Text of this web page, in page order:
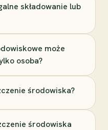
składowanie lub
może
osoba?
środowiska?
środowiska